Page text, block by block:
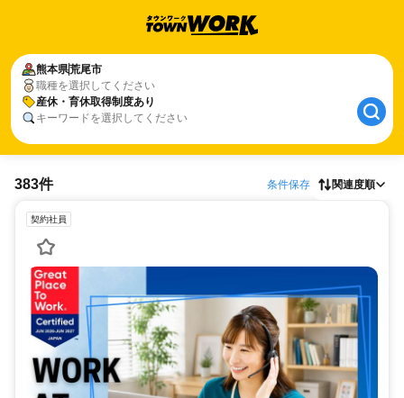
熊本県荒尾市
職種を選択してください
産休・育休取得制度あり
キーワードを選択してください
383件 条件保存 関連度順
契約社員